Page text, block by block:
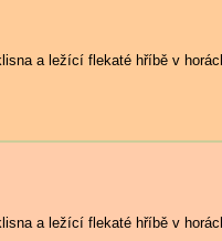
a ležící flekaté hříbě v
a ležící flekaté hříbě v